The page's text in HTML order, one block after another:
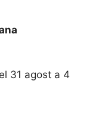
31 agost a 4